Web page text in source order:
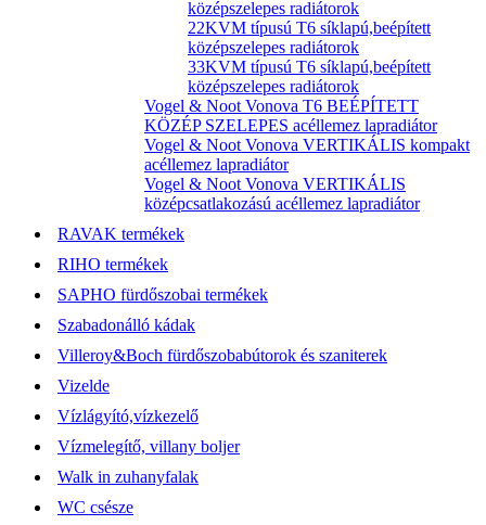
középszelepes radiátorok
22KVM típusú T6 síklapú,beépített
középszelepes radiátorok
33KVM típusú T6 síklapú,beépített
középszelepes radiátorok
Vogel & Noot Vonova T6 BEÉPÍTETT
KÖZÉP SZELEPES acéllemez lapradiátor
Vogel & Noot Vonova VERTIKÁLIS kompakt
acéllemez lapradiátor
Vogel & Noot Vonova VERTIKÁLIS
középcsatlakozású acéllemez lapradiátor
RAVAK termékek
RIHO termékek
SAPHO fürdőszobai termékek
Szabadonálló kádak
Villeroy&Boch fürdőszobabútorok és szaniterek
Vizelde
Vízlágyító,vízkezelő
Vízmelegítő, villany boljer
Walk in zuhanyfalak
WC csésze